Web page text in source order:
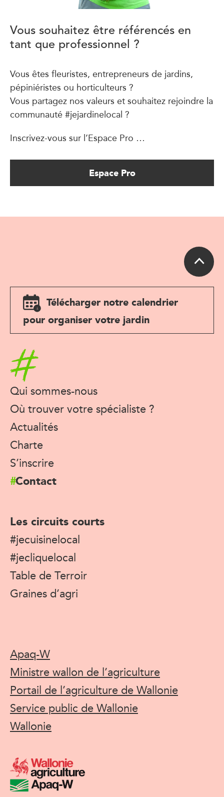
Vous souhaitez être référencés en
tant que professionnel ?
Vous êtes fleuristes, entrepreneurs de jardins,
pépiniéristes ou horticulteurs ?
Vous partagez nos valeurs et souhaitez rejoindre la
communauté #jejardinelocal ?
Inscrivez-vous sur l’Espace Pro …
Espace Pro
Télécharger notre calendrier
pour organiser votre jardin
Accueil
Qui sommes-nous
Où trouver votre spécialiste ?
Actualités
Charte
S’inscrire
Contact
Les circuits courts
#jecuisinelocal
#jecliquelocal
Table de Terroir
Graines d’agri
Apaq-W
Ministre wallon de l’agriculture
Portail de l’agriculture de Wallonie
Service public de Wallonie
Wallonie